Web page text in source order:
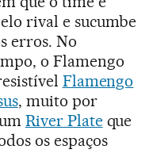
rival e sucumbe
erros. No
o Flamengo
Flamengo
, muito por
River Plateque
os espaços